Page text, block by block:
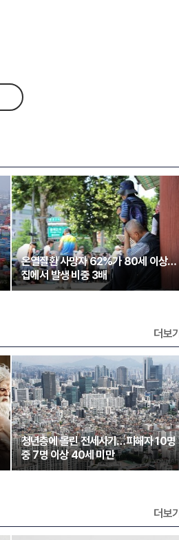
온열질환 사망자 62%가 80세 이상…
집에서 발생 비중 3배
더보기
청년층에 몰린 전세사기…피해자 10명
중 7명 이상 40세 미만
더보기